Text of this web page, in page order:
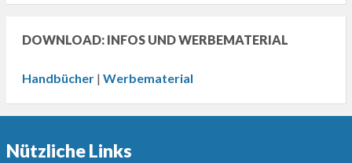
DOWNLOAD: INFOS UND WERBEMATERIAL
Handbücher| Werbematerial
Nützliche Links